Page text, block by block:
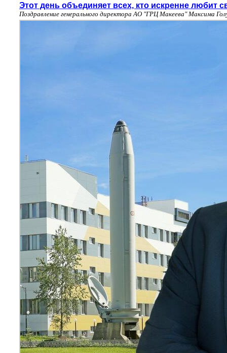
Этот день объединяет всех, кто искренне любит
Поздравление генерального директора АО "ГРЦ Макеева" Максима